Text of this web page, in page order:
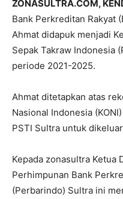
ZONASULTRA.COM,
Bank Perkreditan Rakyat
Ahmat didapuk menjadi
Sepak Takraw Indonesia
periode 2021-2025.
Ahmat ditetapkan atas
Nasional Indonesia
PSTI Sultra untuk
Kepada zonasultra Ketua
Perhimpunan Bank
(Perbarindo) Sultra ini